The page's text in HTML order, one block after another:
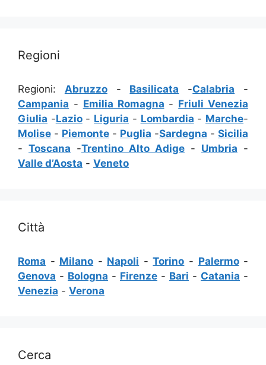
Regioni
Regioni: Abruzzo- Basilicata -Calabria -
Campania - Emilia Romagna - Friuli Venezia
Giulia -Lazio- Liguria - Lombardia - Marche-
Molise - Piemonte - Puglia -Sardegna - Sicilia
- Toscana -Trentino Alto Adige - Umbria -
Valle d’Aosta - Veneto
Città
Roma - Milano - Napoli -Torino - Palermo-
Genova - Bologna - Firenze - Bari - Catania -
Venezia - Verona
Cerca